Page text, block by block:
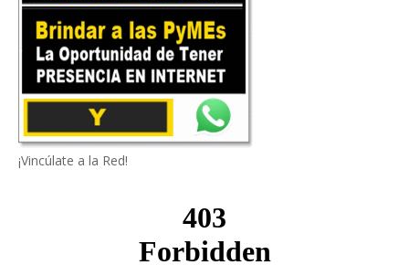
¡Vincúlate a la Red!